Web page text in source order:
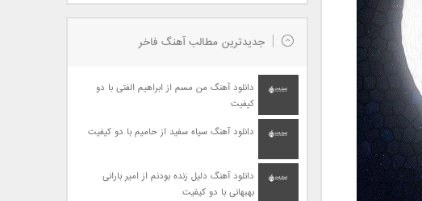
جدیدترین مطالب آهنگ فاخر
دانلود آهنگ من مسم از ابراهیم الفتی با دو
کیفیت
دانلود آهنگ سیاه سفید از حامیم با دو کیفیت
دانلود آهنگ دلیل زنده بودنم از امیر بارانی
بهبهانی با دو کیفیت